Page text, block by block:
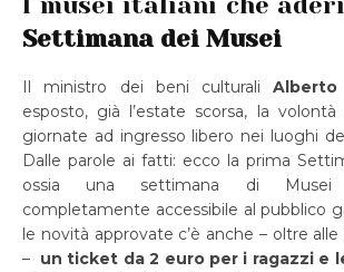
Settimana dei Musei
Il ministro dei beni culturali
esposto, già l’estate scorsa, la
giornate ad ingresso libero nei luoghi
Dalle parole ai fatti: ecco la prima
ossia una settimana di Musei
completamente accessibile al pubblico
le novità approvate c’è anche – oltre
– un ticket da 2 euro per i ragazzi e